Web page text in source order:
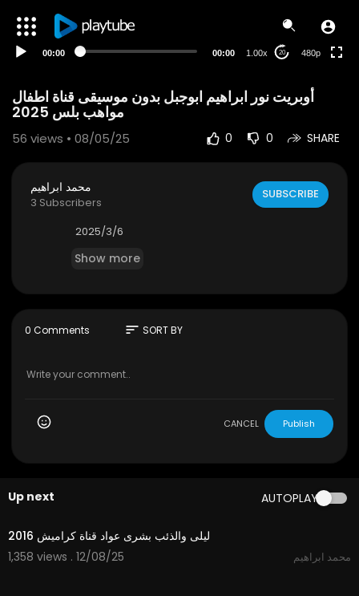
00:00 00:00 1.00x 20 480p
أوبريت نور ابراهيم ابوجبل بدون موسيقى قناة اطفال
مواهب بلس 2025
56 views • 08/05/25 0 0 SHARE
محمد ابراهيم
3 Subscribers
SUBSCRIBE
2025/3/6
Show more
0 Comments sort SORT BY
CANCEL Publish
Up next AUTOPLAY
4:03
ليلى والذئب بشرى عواد قناة كراميش 2016
1,358 views . 12/08/25
محمد ابراهيم